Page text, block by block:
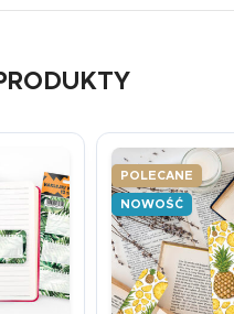
POLECANE
NOWOŚĆ